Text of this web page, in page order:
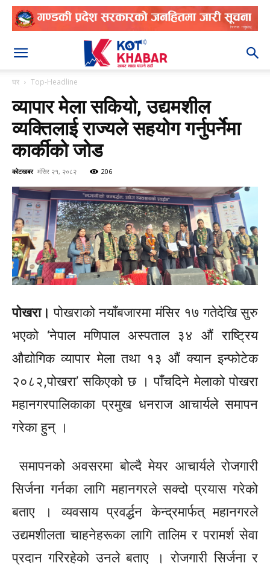
घर Top-Headline
व्यापार मेला सकियो, उद्यमशील
व्यक्तिलाई राज्यले सहयोग गर्नुपर्नेमा
कार्कीको जोड
कोटखबर मंसिर २१, २०८२ 206
पोखरा। पोखराको नयाँबजारमा मंसिर १७ गतेदेखि सुरु
भएको ‘नेपाल मणिपाल अस्पताल ३४ औं राष्ट्रिय
औद्योगिक व्यापार मेला तथा १३ औं क्यानइन्फोटेक
२०८२,पोखरा’ सकिएको छ । पाँचदिने मेलाको पोखरा
महानगरपालिकाका प्रमुख धनराज आचार्यले समापन
गरेका हुन् ।
समापनको अवसरमा बोल्दै मेयर आचार्यले रोजगारी
सिर्जना गर्नका लागि महानगरले सक्दो प्रयास गरेको
बताए । व्यवसायप्रवर्द्धन केन्द्रमार्फत्महानगरले
उद्यमशीलताचाहनेहरूकालागि तालिम र परामर्श सेवा
प्रदान गरिरहेको उनले बताए । रोजगारी सिर्जना र